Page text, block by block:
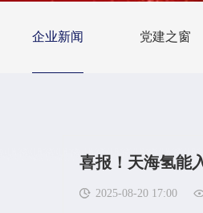
企业新闻 党建之窗
喜报！天海氢能
2025-08-20 17:00